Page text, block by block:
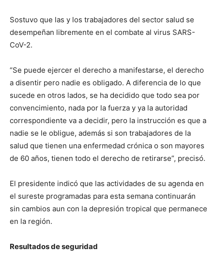
Sostuvo que las y los trabajadores del sector salud se
desempeñan libremente en el combate al virus SARS-
CoV-2.
“Se puede ejercer el derecho a manifestarse, el derecho
a disentir pero nadie es obligado. A diferencia de lo que
sucede en otros lados, se ha decidido que todo sea por
convencimiento, nada por la fuerza y ya la autoridad
correspondiente va a decidir, pero la instrucción es que a
nadie se le obligue, además si son trabajadores de la
salud que tienen una enfermedad crónica o son mayores
de 60 años, tienen todo el derecho de retirarse”, precisó.
El presidente indicó que las actividades de su agenda en
el sureste programadas para esta semana continuarán
sin cambios aun con la depresión tropical que permanece
en la región.
Resultados de seguridad